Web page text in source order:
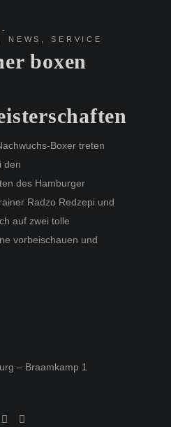
NEWS ,SERVICE
boxen
Boxer treten
den
des Hamburger
Radzo Redzepi und
auf zwei tolle
vorbeischauen und
– Braamkamp 1